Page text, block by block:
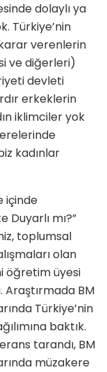
dolaylı ya
Türkiye’nin
verenlerin
ve diğerleri)
devleti
erkeklerin
iklimciler yok
kadınlar
içinde
Duyarlı mı?”
toplumsal
olan
öğretim üyesi
Araştırmada BM
Türkiye’nin
baktık.
tarandı, BM
müzakere